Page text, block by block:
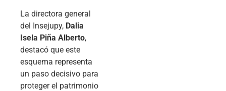
La directora general
del Insejupy, Dalia
Isela Piña Alberto,
destacó que este
esquema representa
un paso decisivo para
proteger el patrimonio